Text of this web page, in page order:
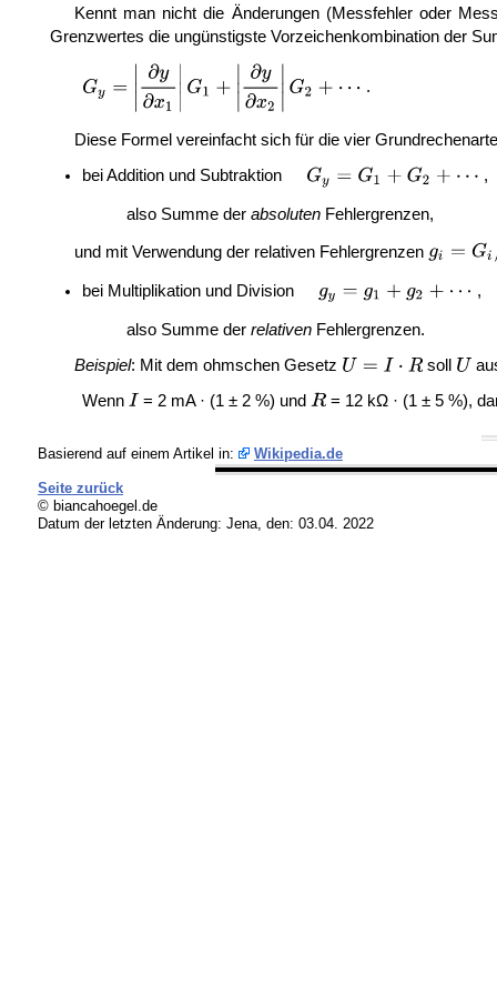
Kennt man nicht die Änderungen (Messfehler oder
Grenzwertes die ungünstigste Vorzeichenkombination der
.
Diese Formel vereinfacht sich für die vier
bei Addition und Subtraktion
,
also Summe der absolutenFehlergrenzen,
und mit Verwendung der relativen Fehlergrenzen
bei Multiplikation und Division ,
also Summe der relativenFehlergrenzen.
Beispiel: Mit dem ohmschen Gesetz soll
Wenn
= 2 mA · (1 ± 2 %) und = 12 kΩ · (1 ± 5 %),
Basierend auf einem Artikel in: Wikipedia.de
Seite zurück
© biancahoegel.de
Datum der letzten Änderung: Jena, den: 03.04. 2022